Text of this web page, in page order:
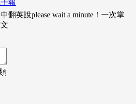
報
翻英說please wait a minute！一次掌